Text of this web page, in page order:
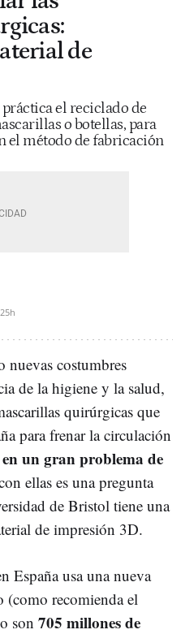
de
el reciclado de
o botellas, para
el método de fabricación
nuevas costumbres
de la higiene y la salud,
quirúrgicas que
para frenar la circulación
un gran problema de
ellas es una pregunta
de Bristol tiene una
de impresión 3D.
España usa una nueva
(como recomienda el
son 705 millones de